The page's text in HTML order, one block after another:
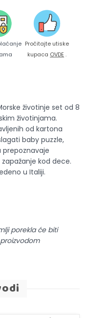
Pročitajte utiske
kupaca OVDE .
životinje set od 8
životinjama.
od kartona
baby puzzle,
prepoznavaje
kod dece.
u Italiji.
porekla će biti